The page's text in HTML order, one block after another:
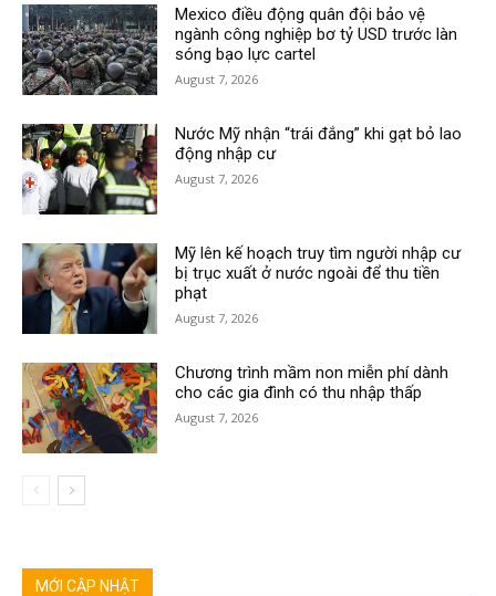
Mexico điều động quân đội bảo vệ
ngành công nghiệp bơ tỷ USD trước làn
sóng bạo lực cartel
August 7, 2026
Nước Mỹ nhận “trái đắng” khi gạt bỏ lao
động nhập cư
August 7, 2026
Mỹ lên kế hoạch truy tìm người nhập cư
bị trục xuất ở nước ngoài để thu tiền
phạt
August 7, 2026
Chương trình mầm non miễn phí dành
cho các gia đình có thu nhập thấp
August 7, 2026
MỚI CẬP NHẬT